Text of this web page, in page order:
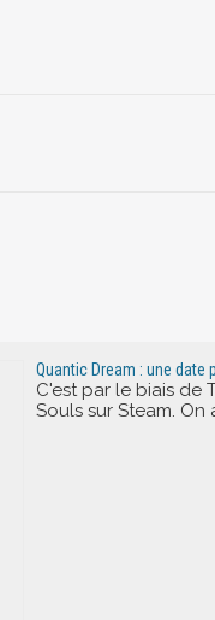
Quantic Dream : une date
C'est par le biais de
Souls sur Steam.